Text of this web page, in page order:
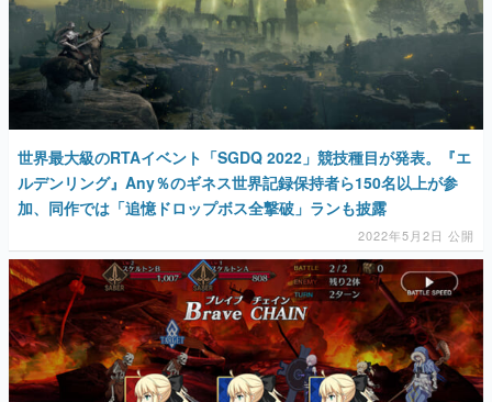
世界最大級のRTAイベント「SGDQ 2022」競技種目が発表。『エ
ルデンリング』Any％のギネス世界記録保持者ら150名以上が参
加、同作では「追憶ドロップボス全撃破」ランも披露
2022年5月2日 公開